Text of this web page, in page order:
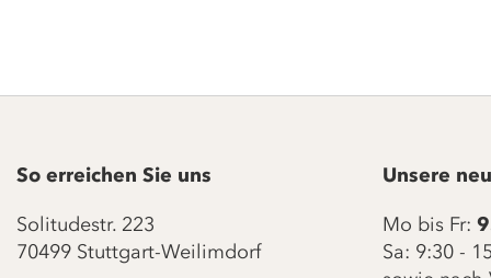
So erreichen Sie uns
Solitudestr. 223
70499 Stuttgart-Weilimdorf
Unsere
Mo bis Fr:
Sa: 9:30 -